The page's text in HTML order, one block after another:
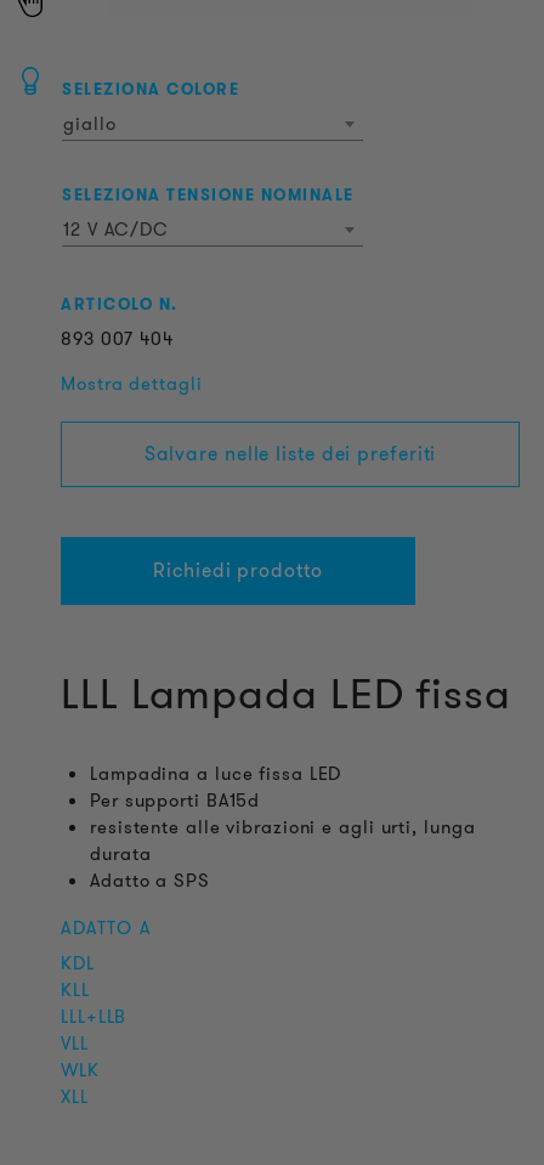
SELEZIONA COLORE
giallo
SELEZIONA TENSIONE NOMINALE
12 V AC/DC
ARTICOLO N.
893 007 404
Mostra dettagli
Salvare nelle liste dei preferiti
Richiedi prodotto
LLL Lampada LED fissa
Lampadina a luce fissa LED
Per supporti BA15d
resistente alle vibrazioni e agli urti, lunga
durata
Adatto a SPS
ADATTO A
KDL
KLL
LLL+LLB
VLL
WLK
XLL